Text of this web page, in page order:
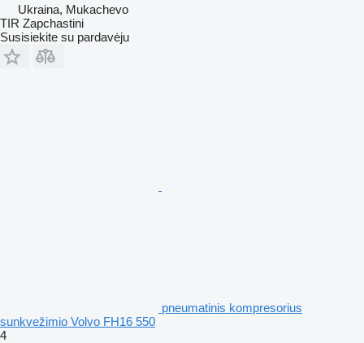
Ukraina, Mukachevo
TIR Zapchastini
Susisiekite su pardavėju
pneumatinis kompresorius
sunkvežimio Volvo FH16 550
4